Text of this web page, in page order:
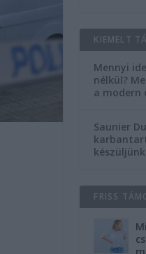
KIEMELT
Mennyi
nélkül?
a modern
Saunier
FRISS